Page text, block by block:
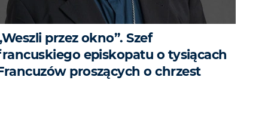
przez okno”. Szef
episkopatu o tysiącach
proszących o chrzest